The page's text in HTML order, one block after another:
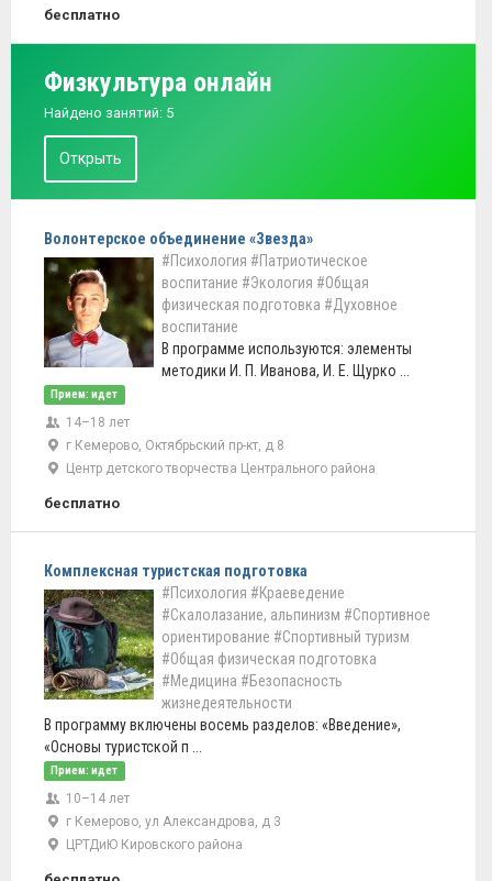
бесплатно
Физкультура онлайн
Найдено занятий: 5
Открыть
Волонтерское объединение «Звезда»
#Психология #Патриотическое
воспитание #Экология #Общая
физическая подготовка #Духовное
воспитание
В программе используются: элементы
методики И. П. Иванова, И. Е. Щурко ...
Прием: идет
14–18 лет
г Кемерово, Октябрьский пр-кт, д 8
Центр детского творчества Центрального района
бесплатно
Комплексная туристская подготовка
#Психология #Краеведение
#Скалолазание, альпинизм #Спортивное
ориентирование #Спортивный туризм
#Общая физическая подготовка
#Медицина #Безопасность
жизнедеятельности
В программу включены восемь разделов: «Введение»,
«Основы туристской п ...
Прием: идет
10–14 лет
г Кемерово, ул Александрова, д 3
ЦРТДиЮ Кировского района